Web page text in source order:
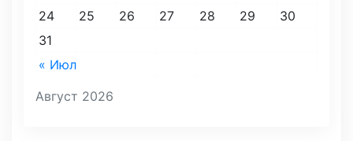
Август 2026
« Июл
24
25 26 27 28 29
30
31